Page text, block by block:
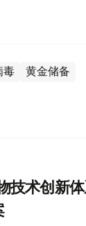
毒 黄金储备
技术创新